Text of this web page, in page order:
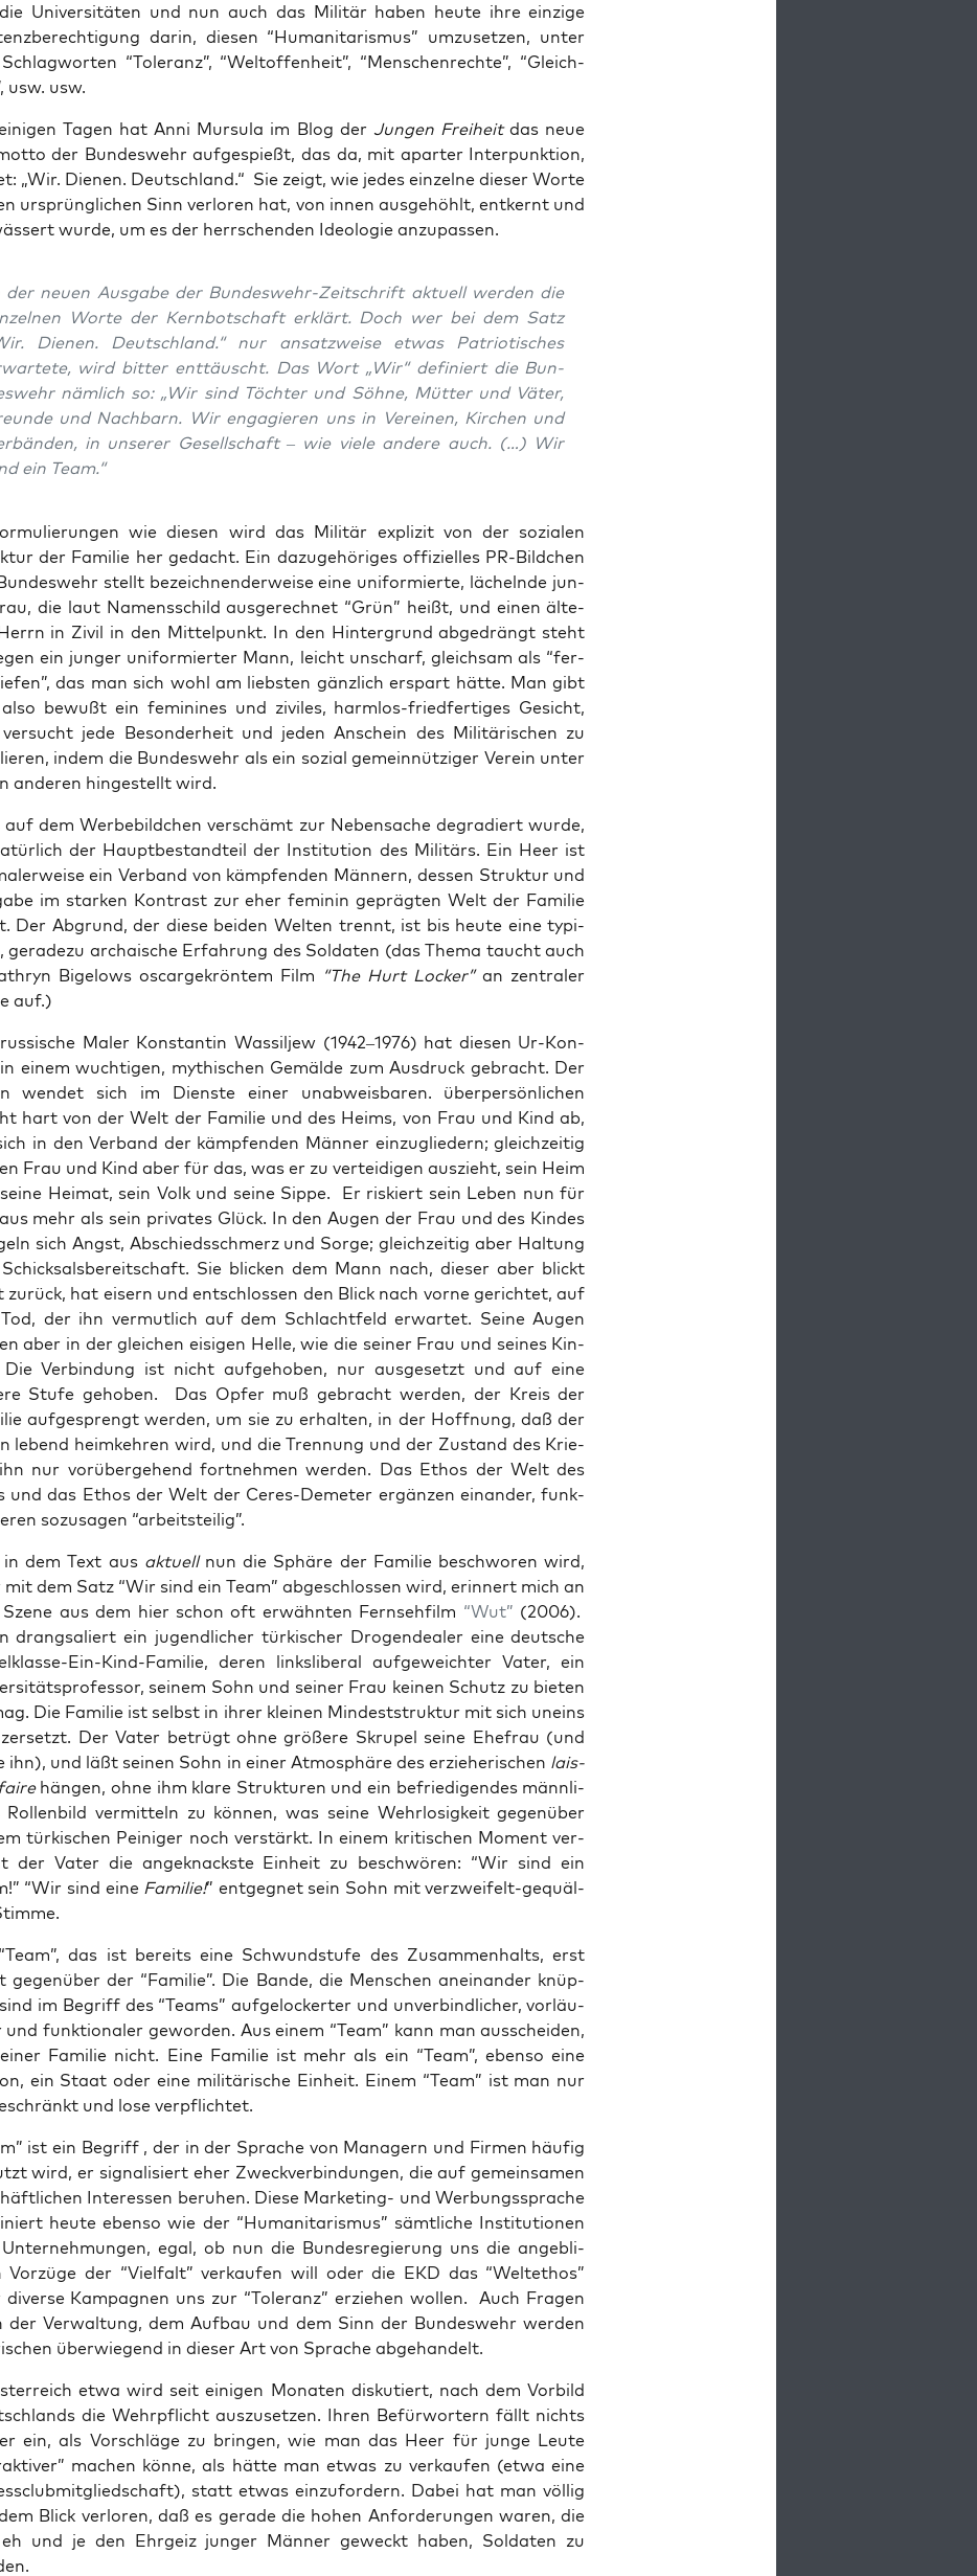
Uni­ver­si­tä­ten und nun auch das Mili­tär haben heu­te ihre ein­zi­ge
dar­in, die­sen “Huma­ni­ta­ris­mus” umzu­set­zen, unter
“Tole­ranz”, “Welt­of­fen­heit”, “Men­schen­rech­te”, “Gleich­
usw. usw.
Tagen hat Anni Mur­su­la im Blog derJun­gen Frei­heitdas neue
der Bun­des­wehr auf­ge­spießt, das da, mit apar­ter Inter­punk­ti­on,
„Wir. Die­nen. Deutsch­land.“ Sie zeigt, wie jedes ein­zel­ne die­ser Wor­te
ursprüng­li­chen Sinn ver­lo­ren hat, von innen aus­ge­höhlt, ent­kernt und
wur­de, um es der herr­schen­den Ideo­lo­gie anzupassen.
der neu­en Aus­ga­be der Bun­des­wehr-Zeit­schrift aktu­ellwer­den die
Wor­te der Kern­bot­schaft erklärt. Doch wer bei dem Satz
Die­nen. Deutsch­land.“ nur ansatz­wei­se etwas Patrio­ti­sches
wird bit­ter ent­täuscht. Das Wort „Wir“ defi­niert die Bun­
näm­lich so: „Wir sind Töch­ter und Söh­ne, Müt­ter und Väter,
und Nach­barn. Wir enga­gie­ren uns in Ver­ei­nen, Kir­chen und
in unse­rer Gesell­schaft – wie vie­le ande­re auch. (…) Wir
ein Team.“
wie die­sen wird das Mili­tär expli­zit von der sozia­len
der Fami­lie her gedacht. Ein dazu­ge­hö­ri­ges offi­zi­el­les PR-Bild­chen
stellt bezeich­nen­der­wei­se eine uni­for­mier­te, lächeln­de jun­
die laut Namens­schild aus­ge­rech­net “Grün” heißt, und einen älte­
in Zivil in den Mit­tel­punkt. In den Hin­ter­grund abge­drängt steht
ein jun­ger uni­for­mier­ter Mann, leicht unscharf, gleich­sam als “fer­
das man sich wohl am liebs­ten gänz­lich erspart hät­te. Man gibt
bewußt ein femi­ni­nes und zivi­les, harm­los-fried­fer­ti­ges Gesicht,
jede Beson­der­heit und jeden Anschein des Mili­tä­ri­schen zu
indem die Bun­des­wehr als ein sozi­al gemein­nüt­zi­ger Ver­ein unter
ande­ren hin­ge­stellt wird.
auf dem Wer­be­bild­chen ver­schämt zur Neben­sa­che degra­diert wur­de,
der Haupt­be­stand­teil der Insti­tu­ti­on des Mili­tärs. Ein Heer ist
ein Ver­band von kämp­fen­den Män­nern, des­sen Struk­tur und
im star­ken Kon­trast zur eher femi­nin gepräg­ten Welt der Fami­lie
Der Abgrund, der die­se bei­den Wel­ten trennt, ist bis heu­te eine typi­
gera­de­zu archai­sche Erfah­rung des Sol­da­ten (das The­ma taucht auch
Bige­lows oscar­ge­krön­tem Film “The Hurt Locker”an zen­tra­ler
auf.)
Maler Kon­stan­tin Was­sil­jew (1942–1976) hat die­sen Ur-Kon­
einem wuch­ti­gen, mythi­schen Gemäl­de zum Aus­druck gebracht. Der
wen­det sich im Diens­te einer unab­weis­ba­ren. über­per­sön­li­chen
hart von der Welt der Fami­lie und des Heims, von Frau und Kind ab,
in den Ver­band der kämp­fen­den Män­ner ein­zu­glie­dern; gleich­zei­tig
Frau und Kind aber für das, was er zu ver­tei­di­gen aus­zieht, sein Heim
Hei­mat, sein Volk und sei­ne Sip­pe. Er ris­kiert sein Leben nun für
mehr als sein pri­va­tes Glück. In den Augen der Frau und des Kin­des
sich Angst, Abschieds­schmerz und Sor­ge; gleich­zei­tig aber Hal­tung
Sie bli­cken dem Mann nach, die­ser aber blickt
zurück, hat eisern und ent­schlos­sen den Blick nach vor­ne gerich­tet, auf
der ihn ver­mut­lich auf dem Schlacht­feld erwar­tet. Sei­ne Augen
aber in der glei­chen eisi­gen Hel­le, wie die sei­ner Frau und sei­nes Kin­
Die Ver­bin­dung ist nicht auf­ge­ho­ben, nur aus­ge­setzt und auf eine
Stu­fe geho­ben. Das Opfer muß gebracht wer­den, der Kreis der
auf­ge­sprengt wer­den, um sie zu erhal­ten, in der Hoff­nung, daß der
lebend heim­keh­ren wird, und die Tren­nung und der Zustand des Krie­
nur vor­über­ge­hend fort­neh­men wer­den. Das Ethos der Welt des
und das Ethos der Welt der Ceres-Deme­ter ergän­zen ein­an­der, funk­
sozu­sa­gen “arbeits­tei­lig”.
in dem Text aus aktu­ellnun die Sphä­re der Fami­lie beschwo­ren wird,
mit dem Satz “Wir sind ein Team” abge­schlos­sen wird, erin­nert mich an
Sze­ne aus dem hier schon oft erwähn­ten Fern­seh­film “Wut” (2006).
drang­sa­liert ein jugend­li­cher tür­ki­scher Dro­gen­dea­ler eine deut­sche
Ein-Kind-Fami­lie, deren links­li­be­ral auf­ge­weich­ter Vater, ein
sei­nem Sohn und sei­ner Frau kei­nen Schutz zu bie­ten
Die Fami­lie ist selbst in ihrer klei­nen Min­dest­struk­tur mit sich uneins
Der Vater betrügt ohne grö­ße­re Skru­pel sei­ne Ehe­frau (und
ihn), und läßt sei­nen Sohn in einer Atmo­sphä­re des erzie­he­ri­schen lais­
hän­gen, ohne ihm kla­re Struk­tu­ren und ein befrie­di­gen­des männ­li­
Rol­len­bild ver­mit­teln zu kön­nen, was sei­ne Wehr­lo­sig­keit gegen­über
tür­ki­schen Pei­ni­ger noch ver­stärkt. In einem kri­ti­schen Moment ver­
der Vater die ange­knacks­te Ein­heit zu beschwö­ren: “Wir sind ein
“Wir sind eine Fami­lie!” ent­geg­net sein Sohn mit ver­zwei­felt-gequäl­
das ist bereits eine Schwund­stu­fe des Zusam­men­halts, erst
gegen­über der “Fami­lie”. Die Ban­de, die Men­schen anein­an­der knüp­
im Begriff des “Teams” auf­ge­lo­cker­ter und unver­bind­li­cher, vor­läu­
funk­tio­na­ler gewor­den. Aus einem “Team” kann man aus­schei­den,
Fami­lie nicht. Eine Fami­lie ist mehr als ein “Team”, eben­so eine
ein Staat oder eine mili­tä­ri­sche Ein­heit. Einem “Team” ist man nur
und lose verpflichtet.
ist ein Begriff , der in der Spra­che von Mana­gern und Fir­men häu­fig
wird, er signa­li­siert eher Zweck­ver­bin­dun­gen, die auf gemein­sa­men
Inter­es­sen beru­hen. Die­se Mar­ke­ting- und Wer­bungs­spra­che
heu­te eben­so wie der “Huma­ni­ta­ris­mus” sämt­li­che Insti­tu­tio­nen
egal, ob nun die Bun­des­re­gie­rung uns die angeb­li­
Vor­zü­ge der “Viel­falt” ver­kau­fen will oder die EKD das “Welt­ethos”
diver­se Kam­pa­gnen uns zur “Tole­ranz” erzie­hen wol­len. Auch Fra­gen
der Ver­wal­tung, dem Auf­bau und dem Sinn der Bun­des­wehr wer­den
über­wie­gend in die­ser Art von Spra­che abgehandelt.
etwa wird seit eini­gen Mona­ten dis­ku­tiert, nach dem Vor­bild
die Wehr­pflicht aus­zu­set­zen. Ihren Befür­wor­tern fällt nichts
ein, als Vor­schlä­ge zu brin­gen, wie man das Heer für jun­ge Leu­te
machen kön­ne, als hät­te man etwas zu ver­kau­fen (etwa eine
statt etwas ein­zu­for­dern. Dabei hat man völ­lig
Blick ver­lo­ren, daß es gera­de die hohen Anfor­de­run­gen waren, die
und je den Ehr­geiz jun­ger Män­ner geweckt haben, Sol­da­ten zu